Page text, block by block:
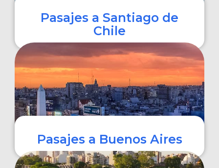
Pasajes a Santiago de
Chile
Pasajes a Buenos Aires